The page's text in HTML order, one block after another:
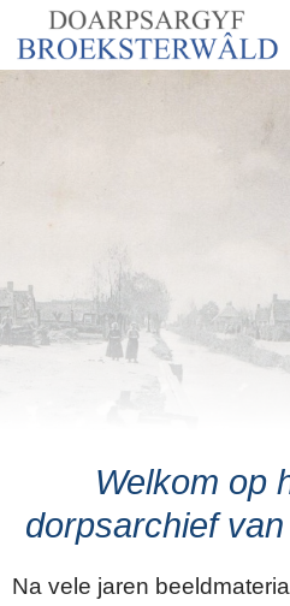
Welkom op
dorpsarchief
Na vele jaren